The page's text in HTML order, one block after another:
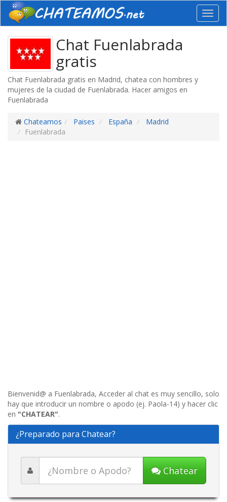
Chat Fuenlabrada
gratis
Chat Fuenlabrada gratis en Madrid, chatea con hombres y
mujeres de la ciudad de Fuenlabrada. Hacer amigos en
Fuenlabrada
Chateamos Paises España
Madrid
Fuenlabrada
Bienvenid@ a Fuenlabrada, Acceder al chat es muy sencillo, solo
hay que introducir un nombre o apodo (ej. Paola-14) y hacer clic
en "CHATEAR".
¿Preparado para Chatear?
Chatear